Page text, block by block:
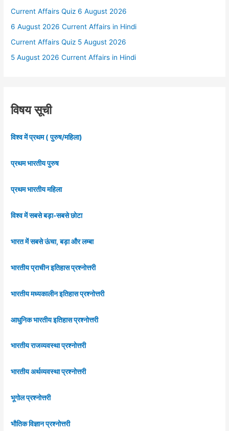
Current Affairs Quiz 6 August 2026
6 August 2026 Current Affairs in Hindi
Current Affairs Quiz 5 August 2026
5 August 2026 Current Affairs in Hindi
विषय सूची
विश्व में प्रथम ( पुरुष/महिला)
प्रथम भारतीय पुरुष
प्रथम भारतीय महिला
विश्व में सबसे बड़ा-सबसे छोटा
भारत में सबसे ऊंचा, बड़ा और लम्बा
भारतीय प्राचीन इतिहास प्रश्नोत्तरी
भारतीय मध्यकालीन इतिहास प्रश्नोत्तरी
आधुनिक भारतीय इतिहास प्रश्नोत्तरी
भारतीय राजव्यवस्था प्रश्नोत्तरी
भारतीय अर्थव्यवस्था प्रश्नोत्तरी
भूगोल प्रश्नोत्तरी
भौतिक विज्ञान प्रश्नोत्तरी